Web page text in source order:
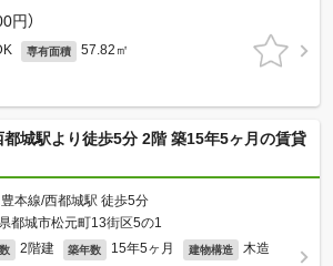
円）
専有面積 57.82㎡
都城駅より徒歩5分 2階 築15年5ヶ月の賃貸
本線/西都城駅 徒歩5分
都城市松元町13街区5の1
2階建 築年数 15年5ヶ月 建物構造 木造